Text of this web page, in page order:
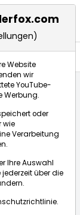
Website
wir
YouTube-
Werbung.
oder
wie
Verarbeitung
Ihre Auswahl
über die
.